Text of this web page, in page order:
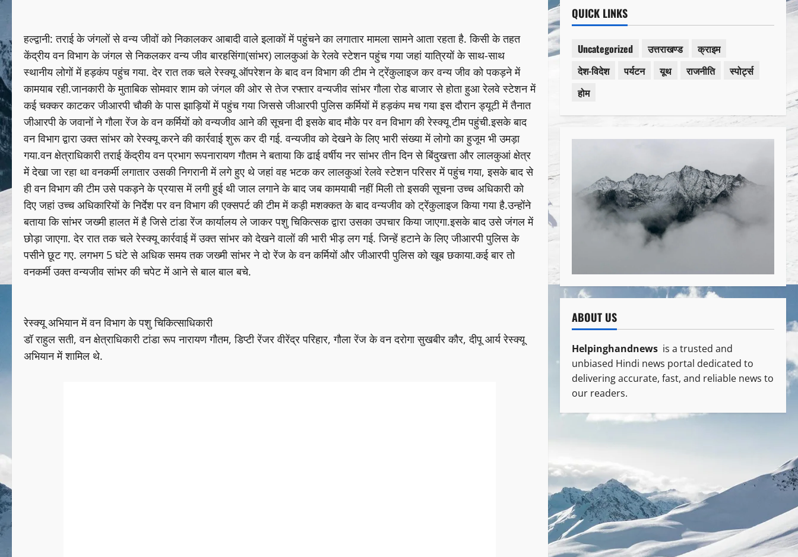
हल्द्वानी: तराई के जंगलों से वन्य जीवों को निकालकर आबादी वाले इलाकों में पहुंचने का लगातार मामला सामने आता रहता है. किसी के तहत
केंद्रीय वन विभाग के जंगल से निकलकर वन्य जीव बारहसिंगा(सांभर) लालकुआं के रेलवे स्टेशन पहुंच गया जहां यात्रियों के साथ-साथ
स्थानीय लोगों में हड़कंप पहुंच गया. देर रात तक चले रेस्क्यू ऑपरेशन के बाद वन विभाग की टीम ने ट्रेंकुलाइज कर वन्य जीव को पकड़ने में
कामयाब रही.जानकारी के मुताबिक सोमवार शाम को जंगल की ओर से तेज रफ्तार वन्यजीव सांभर गौला रोड बाजार से होता हुआ रेलवे स्टेशन में
कई चक्कर काटकर जीआरपी चौकी के पास झाड़ियों में पहुंच गया जिससे जीआरपी पुलिस कर्मियों में हड़कंप मच गया इस दौरान ड्यूटी में तैनात
जीआरपी के जवानों ने गौला रेंज के वन कर्मियों को वन्यजीव आने की सूचना दी इसके बाद मौके पर वन विभाग की रेस्क्यू टीम पहुंची.इसके बाद
वन विभाग द्वारा उक्त सांभर को रेस्क्यू करने की कार्रवाई शुरू कर दी गई. वन्यजीव को देखने के लिए भारी संख्या में लोगो का हुजूम भी उमड़ा
गया.वन क्षेत्राधिकारी तराई केंद्रीय वन प्रभाग रूपनारायण गौतम ने बताया कि ढाई वर्षीय नर सांभर तीन दिन से बिंदुखत्ता और लालकुआं क्षेत्र
में देखा जा रहा था वनकर्मी लगातार उसकी निगरानी में लगे हुए थे जहां वह भटक कर लालकुआं रेलवे स्टेशन परिसर में पहुंच गया, इसके बाद से
ही वन विभाग की टीम उसे पकड़ने के प्रयास में लगी हुई थी जाल लगाने के बाद जब कामयाबी नहीं मिली तो इसकी सूचना उच्च अधिकारी को
दिए जहां उच्च अधिकारियों के निर्देश पर वन विभाग की एक्सपर्ट की टीम में कड़ी मशक्कत के बाद वन्यजीव को ट्रेंकुलाइज किया गया है.उन्होंने
बताया कि सांभर जख्मी हालत में है जिसे टांडा रेंज कार्यालय ले जाकर पशु चिकित्सक द्वारा उसका उपचार किया जाएगा.इसके बाद उसे जंगल में
छोड़ा जाएगा. देर रात तक चले रेस्क्यू कार्रवाई में उक्त सांभर को देखने वालों की भारी भीड़ लग गई. जिन्हें हटाने के लिए जीआरपी पुलिस के
पसीने छूट गए. लगभग 5 घंटे से अधिक समय तक जख्मी सांभर ने दो रेंज के वन कर्मियों और जीआरपी पुलिस को खूब छकाया.कई बार तो
वनकर्मी उक्त वन्यजीव सांभर की चपेट में आने से बाल बाल बचे.
रेस्क्यू अभियान में वन विभाग के पशु चिकित्साधिकारी
डॉ राहुल सती, वन क्षेत्राधिकारी टांडा रूप नारायण गौतम, डिप्टी रेंजर वीरेंद्र परिहार, गौला रेंज के वन दरोगा सुखबीर कौर, दीपू आर्य रेस्क्यू
अभियान में शामिल थे.
QUICK LINKS
Uncategorized उत्तराखण्ड
क्राइम
देश-विदेश
पर्यटन यूथ राजनीति
स्पोर्ट्स
होम
ABOUT US
Helpinghandnews is a trusted and
unbiased Hindi news portal dedicated to
delivering accurate, fast, and reliable news to
our readers.